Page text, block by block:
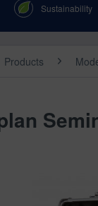
Sustainability
Products